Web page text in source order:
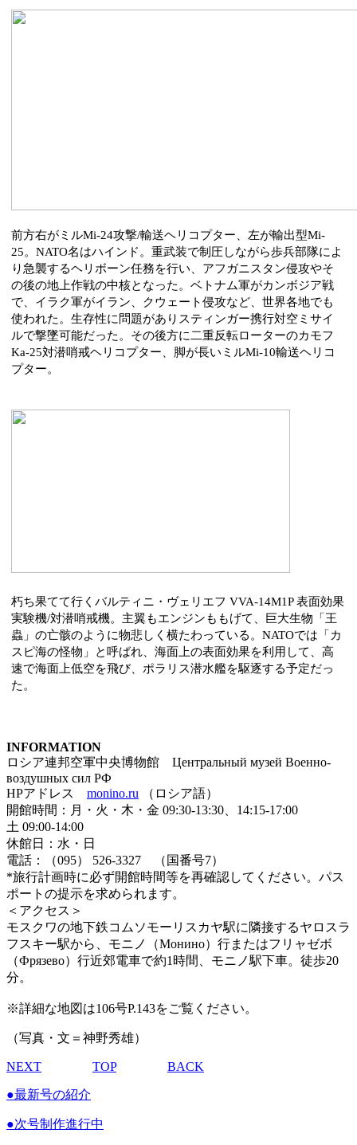
前方右がミルMi-24攻撃/輸送ヘリコプター、左が輸出型Mi-
25。NATO名はハインド。重武装で制圧しながら歩兵部隊によ
り急襲するヘリボーン任務を行い、アフガニスタン侵攻やそ
の後の地上作戦の中核となった。ベトナム軍がカンボジア戦
で、イラク軍がイラン、クウェート侵攻など、世界各地でも
使われた。生存性に問題がありスティンガー携行対空ミサイ
ルで撃墜可能だった。その後方に二重反転ローターのカモフ
Ka-25対潜哨戒ヘリコプター、脚が長いミルMi-10輸送ヘリコ
プター。
朽ち果てて行くバルティニ・ヴェリエフ VVA-14M1P 表面効果
実験機/対潜哨戒機。主翼もエンジンももげて、巨大生物「王
蟲」の亡骸のように物悲しく横たわっている。NATOでは「カ
スピ海の怪物」と呼ばれ、海面上の表面効果を利用して、高
速で海面上低空を飛び、ポラリス潜水艦を駆逐する予定だっ
た。
INFORMATION
ロシア連邦空軍中央博物館 Центральный музей Военно-
воздушных сил РФ
HPアドレス monino.ru （ロシア語）
開館時間：月・火・木・金 09:30-13:30、14:15-17:00
土 09:00-14:00
休館日：水・日
電話：（095） 526-3327 （国番号7）
*旅行計画時に必ず開館時間等を再確認してください。パス
ポートの提示を求められます。
＜アクセス＞
モスクワの地下鉄コムソモーリスカヤ駅に隣接するヤロスラ
フスキー駅から、モニノ（Монино）行またはフリャゼボ
（Фрязево）行近郊電車で約1時間、モニノ駅下車。徒歩20
分。
※詳細な地図は106号P.143をご覧ください。
（写真・文＝神野秀雄）
NEXT TOP BACK
●最新号の紹介
●次号制作進行中